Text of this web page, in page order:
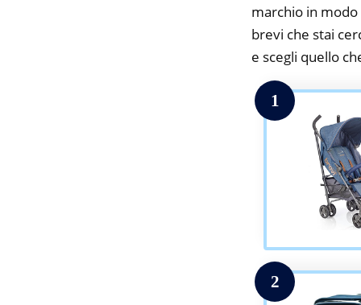
marchio in
brevi che stai
e scegli quello
1
2